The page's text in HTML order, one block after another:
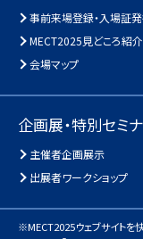
事前来場登録・入場証
MECT2025見どころ紹介
会場マップ
企画展・特別セミ
主催者企画展示
出展者ワークショップ
※MECT2025ウェブサイトを